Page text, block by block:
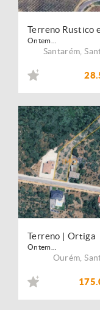
Ontem...
Santarém ,
Terreno | Ortiga
Ontem...
Ourém ,